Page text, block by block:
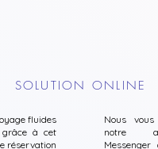
SOLUTION ONLINE
fluides
à cet
réservation
Nous
notre